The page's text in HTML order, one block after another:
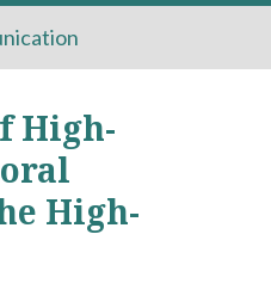
High-
High-